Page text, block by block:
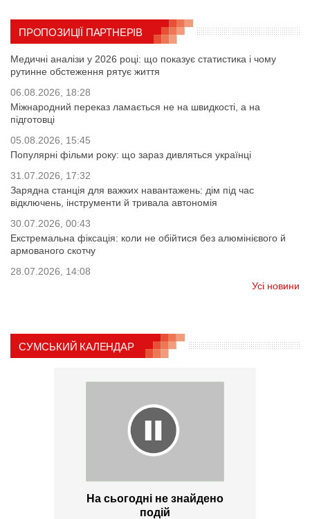
ПРОПОЗИЦІЇ ПАРТНЕРІВ
Медичні аналізи у 2026 році: що показує статистика і чому
рутинне обстеження рятує життя
06.08.2026, 18:28
Міжнародний переказ ламається не на швидкості, а на
підготовці
05.08.2026, 15:45
Популярні фільми року: що зараз дивляться українці
31.07.2026, 17:32
Зарядна станція для важких навантажень: дім під час
відключень, інструменти й тривала автономія
30.07.2026, 00:43
Екстремальна фіксація: коли не обійтися без алюмінієвого й
армованого скотчу
28.07.2026, 14:08
Усі новини
СУМСЬКИЙ КАЛЕНДАР
На сьогодні не знайдено
подій